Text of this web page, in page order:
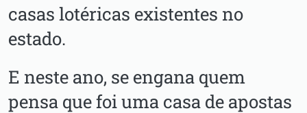
casas lotéricas existentes no
estado.
E neste ano, se engana quem
pensa que foi uma casa de apostas